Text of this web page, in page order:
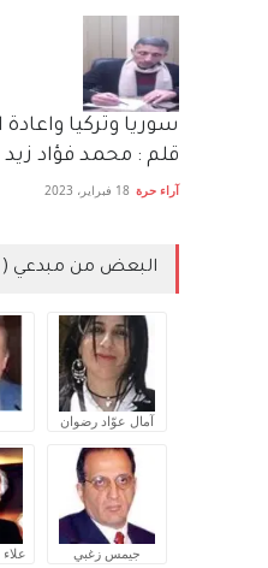
سوريا وتركيا واعادة
قلم : محمد فؤاد زيد
آراء حرة 18 فبراير، 2023
البعض من مبدعي (
آمال عوّاد رضوان
جيمس زغبي